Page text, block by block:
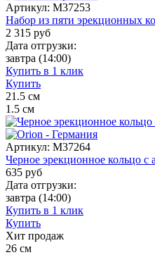
Артикул: M37253
Набор из пяти эрекционных
2 315 руб
Дата отгрузки:
завтра (14:00)
Купить в 1 клик
Купить
21.5 см
1.5 см
Артикул: M37264
Черное эрекционное кольцо с
635 руб
Дата отгрузки:
завтра (14:00)
Купить в 1 клик
Купить
Хит продаж
26 см